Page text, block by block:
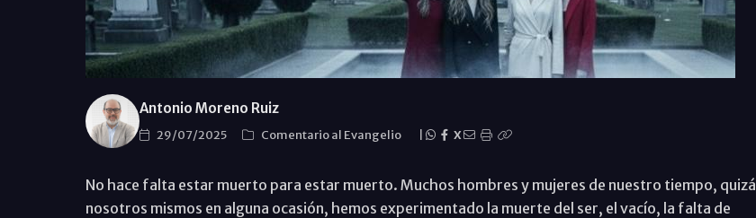
Antonio Moreno Ruiz
29/07/2025 Comentario al Evangelio X
No hace falta estar muerto para estar muerto. Muchos hombres y mujeres de nuestro tiempo, quizá
nosotros mismos en alguna ocasión, hemos experimentado la muerte del ser, el vacío, la falta de